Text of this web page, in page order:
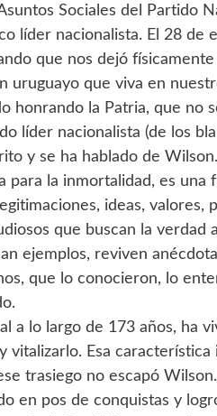
Sociales del Partido
líder nacionalista. El 28 de
que nos dejó
uruguayo que viva en
honrando la Patria, que no
líder nacionalista (de los
y se ha hablado de
para la inmortalidad, es una
ideas,
que buscan la verdad
ejemplos, reviven
que lo conocieron, lo
a lo largo de 173 años, ha
vitalizarlo. Esa
trasiego no escapó
en pos de conquistas y